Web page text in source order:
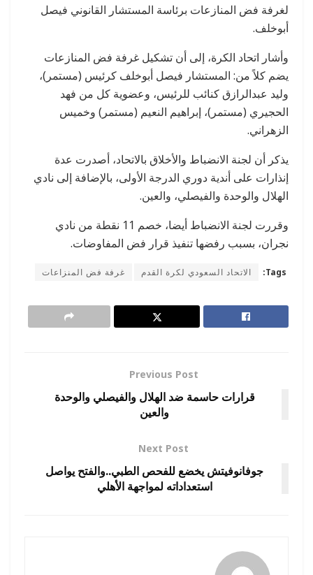
لغرفة فض المنازعات برئاسة المستشار القانوني فيصل
أبوخلف.
وأشار اتحاد الكرة، إلى أن تشكيل غرفة فض المنازعات
يضم كلاً من: المستشار فيصل أبوخلف كرئيس (مستمر)،
وليد عبدالرازق كنائب للرئيس، وعضوية كل من فهد
الحجيري (مستمر)، إبراهيم النعيم (مستمر) وخميس
الزهراني.
يذكر أن لجنة الانضباط والأخلاق بالاتحاد، أصدرت عدة
إنذارات على أندية دوري الدرجة الأولى، بالإضافة إلى نادي
الهلال والوحدة والفيصلي، والعين.
وقررت لجنة الانضباط أيضا، خصم 11 نقطة من نادي
نجران، بسبب رفضها تنفيذ قرار فض المفاوضات.
Tags: الاتحاد السعودي لكرة القدم غرفة فض المنزاعات
Previous Post
قرارات حاسمة ضد الهلال والفيصلي والوحدة
والعين
Next Post
جوفانوفيتش يخضع للفحص الطبي..والفتح يواصل
استعداداته لمواجهة الأهلي